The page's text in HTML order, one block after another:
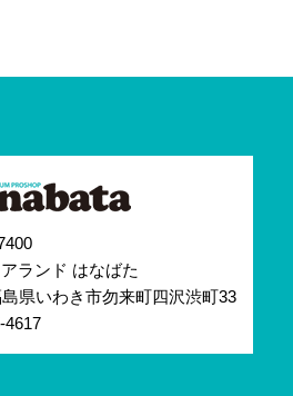
ランド はなばた
県いわき市勿来町四沢渋町33
4617